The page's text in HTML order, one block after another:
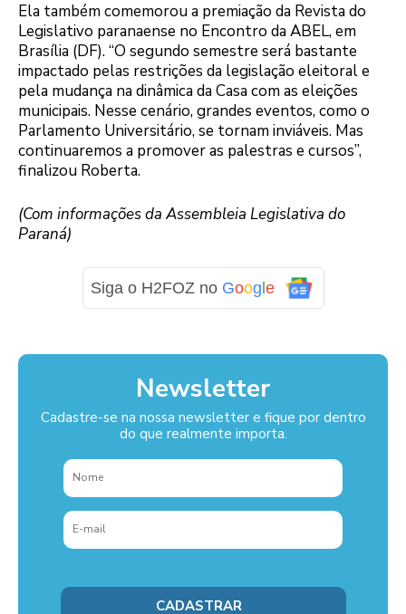
Ela também comemorou a premiação da Revista do
Legislativo paranaense no Encontro da ABEL, em
Brasília (DF). “O segundo semestre será bastante
impactado pelas restrições da legislação eleitoral e
pela mudança na dinâmica da Casa com as eleições
municipais. Nesse cenário, grandes eventos, como o
Parlamento Universitário, se tornam inviáveis. Mas
continuaremos a promover as palestras e cursos”,
finalizou Roberta.
(Com informações da Assembleia Legislativa do
Paraná)
Siga o H2FOZ no Goog e
Newsletter
Cadastre-se na nossa newsletter e fique por dentro
do que realmente importa.